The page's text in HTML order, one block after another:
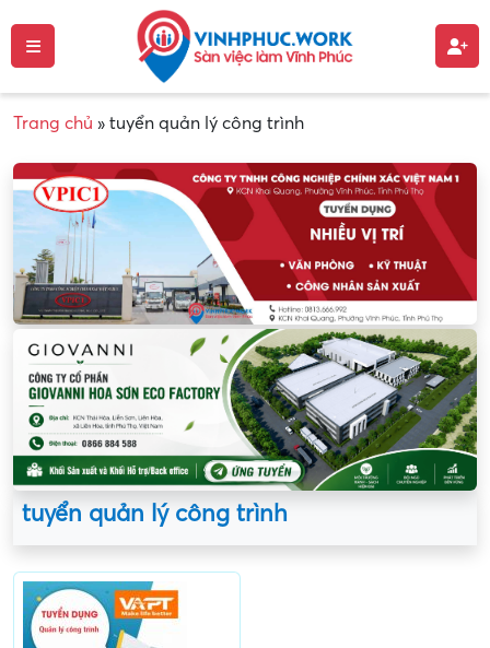
Trang chủ » tuyển quản lý công trình
tuyển quản lý công trình